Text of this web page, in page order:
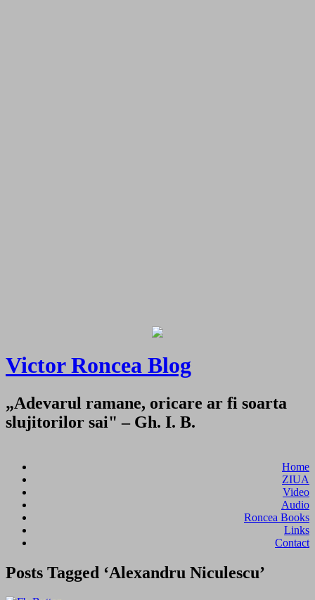
Victor Roncea Blog
„Adevarul ramane, oricare ar fi soarta
slujitorilor sai" – Gh. I. B.
Home
ZIUA
Video
Audio
Roncea Books
Links
Contact
Posts Tagged ‘Alexandru Niculescu’